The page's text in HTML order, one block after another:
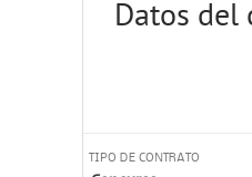
Datos del
TIPO DE CONTRATO